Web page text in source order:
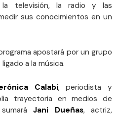
la televisión, la radio y las
sus conocimientos en un
apostará por un grupo
a la música.
Calabi, periodista y
trayectoria en medios de
sumaráJani Dueñas, actriz,